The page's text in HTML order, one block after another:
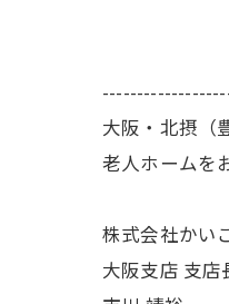
大阪・北摂（
老人ホームを
株式会社かい
大阪支店 支店